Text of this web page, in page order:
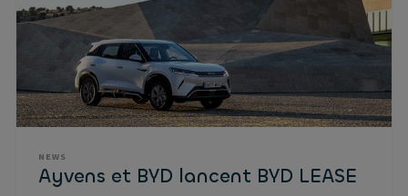
NEWS
Ayvens et BYD lancent BYD LEASE